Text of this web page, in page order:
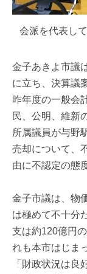
会派を代表し
金子あきよ市議
に立ち、決算議
昨年度の一般会
民、公明、維新
所属議員が与野
売却について、
由に不認定の態
金子市議は、物
は極めて不十分
支は約120億円
れも本市はじま
「財政状況は良